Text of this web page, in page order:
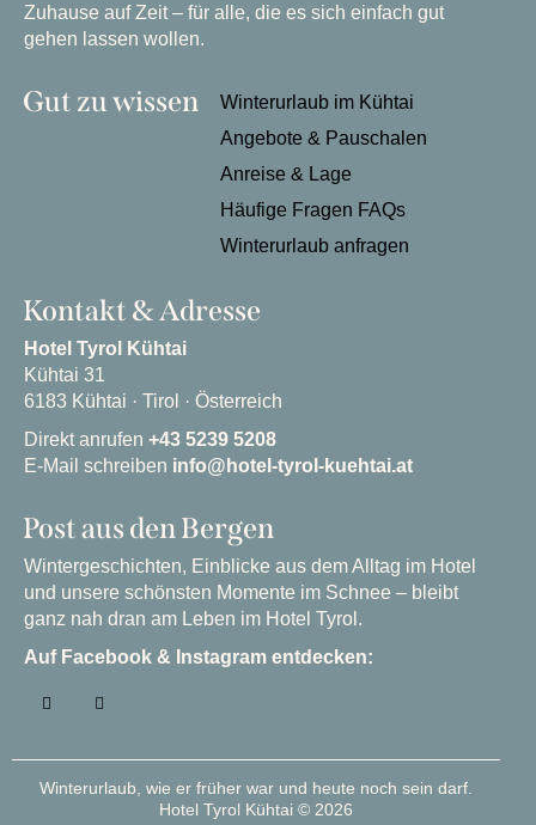
Zuhause auf Zeit – für alle, die es sich einfach gut
gehen lassen wollen.
Gut zu wissen
Winterurlaub im Kühtai
Angebote & Pauschalen
Anreise & Lage
Häufige Fragen FAQs
Winterurlaub anfragen
Kontakt & Adresse
Hotel Tyrol Kühtai
Kühtai 31
6183 Kühtai · Tirol · Österreich
Direkt anrufen +43 5239 5208
E-Mail schreiben info@hotel-tyrol-kuehtai.at
Post aus den Bergen
Wintergeschichten, Einblicke aus dem Alltag im Hotel
und unsere schönsten Momente im Schnee – bleibt
ganz nah dran am Leben im Hotel Tyrol.
Auf Facebook & Instagram entdecken:
Winterurlaub, wie er früher war und heute noch sein darf.
Hotel Tyrol Kühtai © 2026